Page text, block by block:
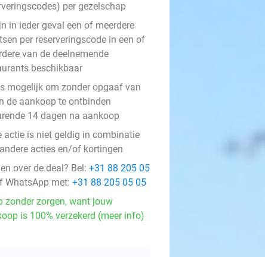
per gezelschap
in ieder geval een of meerdere
per reserveringscode in een of
van de deelnemende
beschikbaar
mogelijk om zonder opgaaf van
de aankoop te ontbinden
14 dagen na aankoop
actie is niet geldig in combinatie
acties en/of kortingen
over de deal? Bel: +31 88 205 05
WhatsApp met: +31 88 205 05 05
zonder zorgen, want jouw
is 100% verzekerd (meer info)